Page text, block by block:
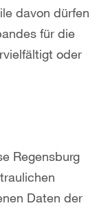
davon dürfen
für die
oder
Regensburg
Daten der